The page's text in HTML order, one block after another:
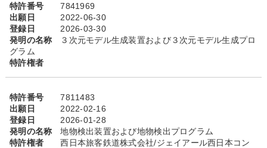
特許番号
7841969
出願日
2022-06-30
登録日
2026-03-30
発明の名称
３次元モデル生成装置および３次元モデル生成プロ
グラム
特許権者
特許番号
7811483
出願日
2022-02-16
登録日
2026-01-28
発明の名称
地物検出装置および地物検出プログラム
特許権者
西日本旅客鉄道株式会社/ジェイアール西日本コン